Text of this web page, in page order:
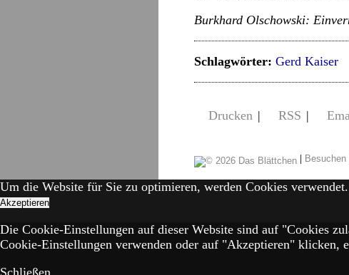
Burkhard Olschowski:
Schlagwörter: Gerd Kaiser
Drucken | RSS |
|
Um die Website für Sie zu optimieren, werden Cookies
Akzeptieren
Die Cookie-Einstellungen auf dieser Website sind auf "Cookies
Cookie-Einstellungen verwenden oder auf "Akzeptieren" klicken,
Schließen